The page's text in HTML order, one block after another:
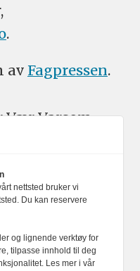
.
av Fagpressen.
Vær Varsom-
ChatGPT,
vår.
alltid det fulle
med eller
nettsted bruker vi
Du kan reservere
og lignende verktøy for
tilpasse innhold til deg
Les mer i vår